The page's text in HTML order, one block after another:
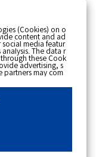
の運転音はどの
(Cookies) on o
content and ad
media featur
The data r
these Cook
advertising, s
partners may com
you have provi
your use of their s
advertisemen
on the internet.
agree to the use
your preferen
at any time by c
or through y
regarding the pr